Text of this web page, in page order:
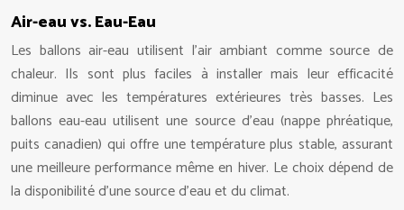
Air-eau vs. Eau-Eau
Les ballons air-eau utilisent l’air ambiant comme source de
chaleur. Ils sont plus faciles à installer mais leur efficacité
diminue avec les températures extérieures très basses. Les
ballons eau-eau utilisent une source d’eau (nappe phréatique,
puits canadien) qui offre une température plus stable, assurant
une meilleure performance même en hiver. Le choix dépend de
la disponibilité d’une source d’eau et du climat.